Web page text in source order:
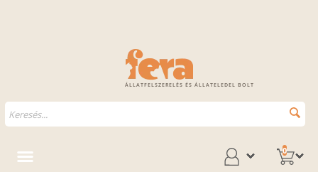
ÁLLATFELSZERELÉS ÉS ÁLLATELEDEL BOLT
0